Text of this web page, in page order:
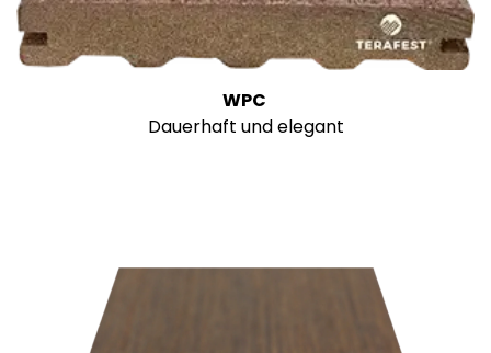
WPC
Dauerhaft und elegant